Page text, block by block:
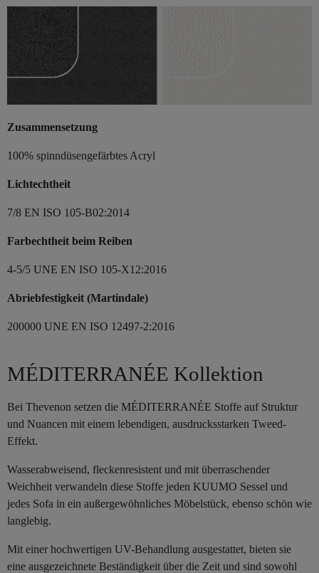
Zusammensetzung
100% spinndüsengefärbtes Acryl
Lichtechtheit
7/8 EN ISO 105-B02:2014
Farbechtheit beim Reiben
4-5/5 UNE EN ISO 105-X12:2016
Abriebfestigkeit (Martindale)
200000 UNE EN ISO 12497-2:2016
MÉDITERRANÉE Kollektion
Bei Thevenon setzen die MÉDITERRANÉE Stoffe auf Struktur
und Nuancen mit einem lebendigen, ausdrucksstarken Tweed-
Effekt.
Wasserabweisend, fleckenresistent und mit überraschender
Weichheit verwandeln diese Stoffe jeden KUUMO Sessel und
jedes Sofa in ein außergewöhnliches Möbelstück, ebenso schön wie
langlebig.
Mit einer hochwertigen UV-Behandlung ausgestattet, bieten sie
eine ausgezeichnete Beständigkeit über die Zeit und sind sowohl